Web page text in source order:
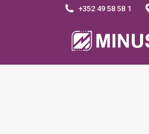
+352 49 58 58 1